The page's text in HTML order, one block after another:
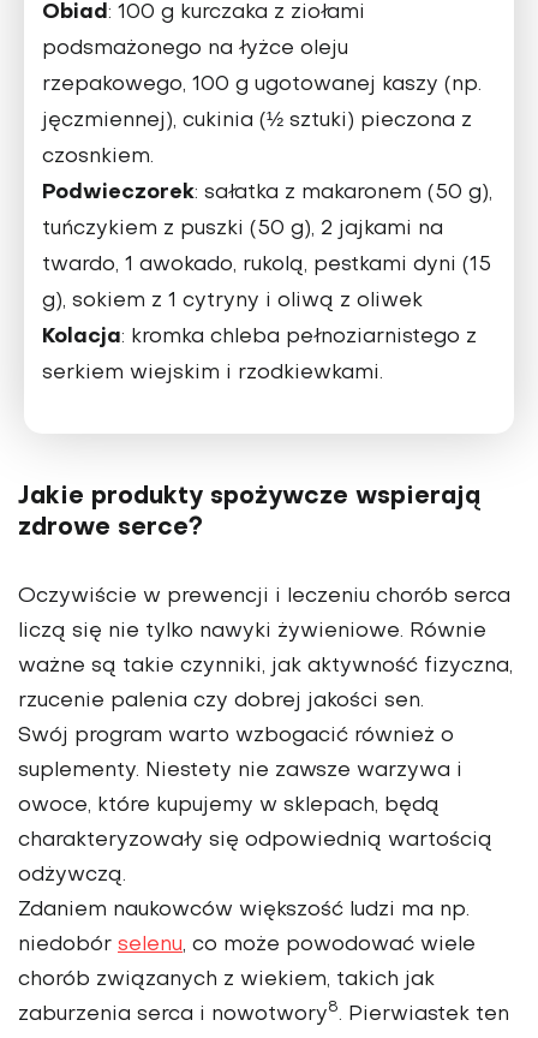
Obiad : 100 g kurczaka z ziołami
podsmażonego na łyżce oleju
rzepakowego, 100 g ugotowanej kaszy (np.
jęczmiennej), cukinia (½ sztuki) pieczona z
czosnkiem.
Podwieczorek: sałatka z makaronem (50 g),
tuńczykiem z puszki (50 g), 2 jajkami na
twardo, 1 awokado, rukolą, pestkami dyni (15
g), sokiem z 1 cytryny i oliwą z oliwek
Kolacja: kromka chleba pełnoziarnistego z
serkiem wiejskim i rzodkiewkami.
Jakie produkty spożywcze wspierają
zdrowe serce?
Oczywiście w prewencji i lecze­niu chorób serca
liczą się nie tylko nawyki żywieniowe. Rów­nie
ważne są takie czynniki, jak aktywność fizyczna,
rzucenie palenia czy dobrej jakości sen.
Swój program warto wzbogacić również o
suplementy. Niestety nie zawsze warzywa i
owoce, które kupujemy w sklepach, będą
charakteryzowały się odpo­wiednią wartością
odżywczą.
Zdaniem naukowców większość ludzi ma np.
niedobór selenu, co może powodować wiele
chorób związanych z wiekiem, takich jak
zaburzenia serca i nowotwory8. Pierwiastek ten